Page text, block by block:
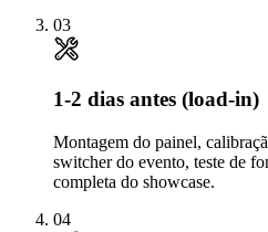
03
1-2 dias antes (load-in)
Montagem do painel,
switcher do evento, teste de
completa do showcase.
04